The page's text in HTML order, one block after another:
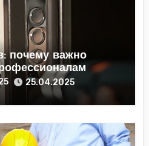
почему важно
25.04.2025